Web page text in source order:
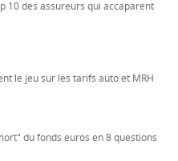
10 des assureurs qui accaparent
le jeu sur les tarifs auto et MRH
du fonds euros en 8 questions